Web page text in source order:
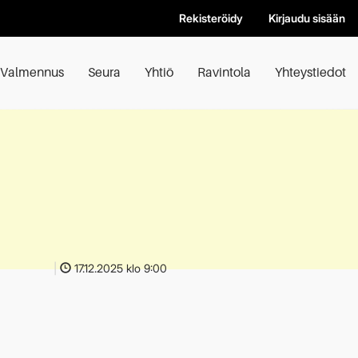
Rekisteröidy Kirjaudu sisään
Valmennus Seura Yhtiö Ravintola Yhteystiedot
| 17.12.2025 klo 9:00